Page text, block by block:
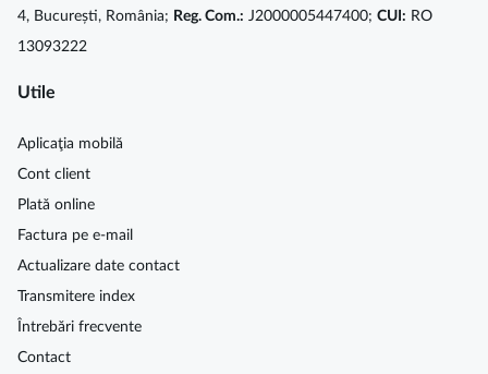
4, București, România; Reg. Com.: J2000005447400; CUI: RO
13093222
Utile
Aplicaţia mobilă
Cont client
Plată online
Factura pe e-mail
Actualizare date contact
Transmitere index
Întrebări frecvente
Contact